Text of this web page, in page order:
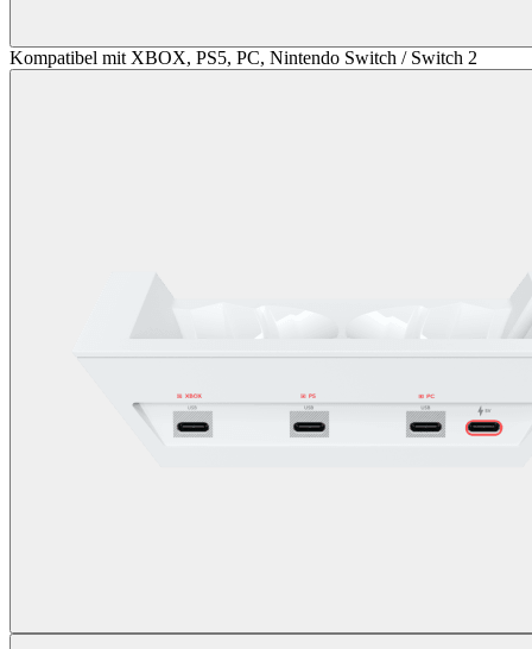
Kompatibel mit XBOX, PS5, PC, Nintendo Switch / Switch 2